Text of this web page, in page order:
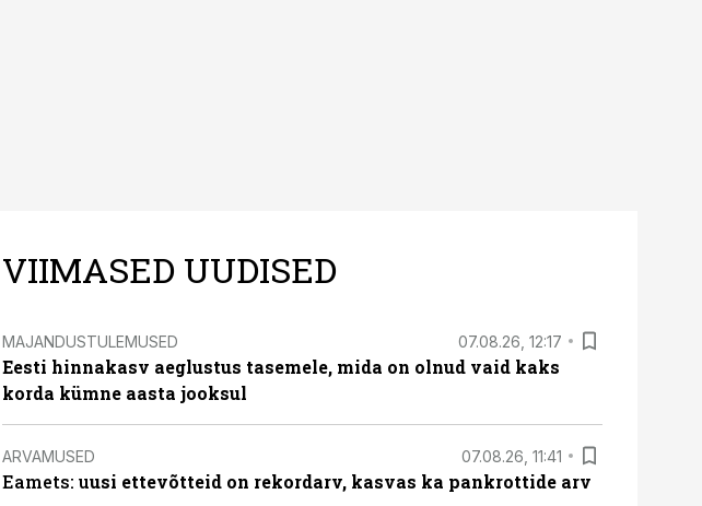
VIIMASED UUDISED
MAJANDUSTULEMUSED 07.08.26, 12:17
Eesti hinnakasv aeglustus tasemele, mida on olnud vaid kaks
korda kümne aasta jooksul
ARVAMUSED 07.08.26, 11:41
Eamets: uusi ettevõtteid on rekordarv, kasvas ka pankrottide arv